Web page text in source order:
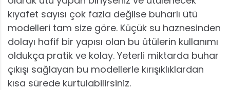
kıyafet sayısı çok fazla değilse buharlı ütü
modelleri tam size göre. Küçük su haznesinden
dolayı hafif bir yapısı olan bu ütülerin kullanımı
oldukça pratik ve kolay. Yeterli miktarda buhar
çıkışı sağlayan bu modellerle kırışıklıklardan
kısa sürede kurtulabilirsiniz.